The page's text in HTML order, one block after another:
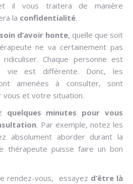
il vous traitera de manière
la confidentialité.
d’avoir honte, quelle que soit
ne va certainement pas
Chaque personne est
vie est différente. Donc, les
amenées à consulter, sont
vous et votre situation.
quelques minutes pour vous
. Par exemple, notez les
absolument aborder durant la
thérapeute puisse faire un bon
rendez-vous, essayez d’être là